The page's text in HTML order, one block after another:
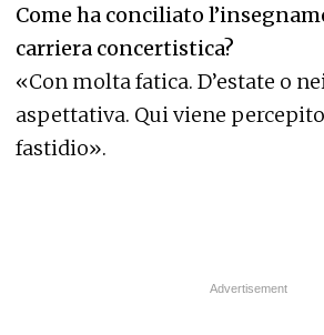
Come ha conciliato
carriera concertistica?
«Con molta fatica. D’estate o
aspettativa. Qui viene
fastidio».